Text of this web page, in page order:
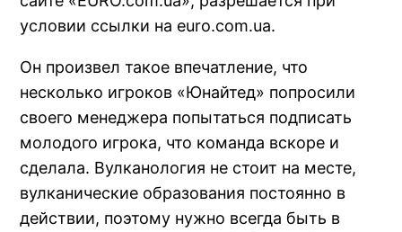
условии ссылки на euro.com.ua.
Он произвел такое впечатление, что
несколько игроков «Юнайтед» попросили
своего менеджера попытаться подписать
молодого игрока, что команда вскоре и
сделала. Вулканология не стоит на месте,
вулканические образования постоянно в
действии, поэтому нужно всегда быть в